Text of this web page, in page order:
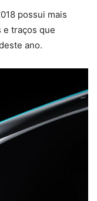
possui mais
e traços que
ano.